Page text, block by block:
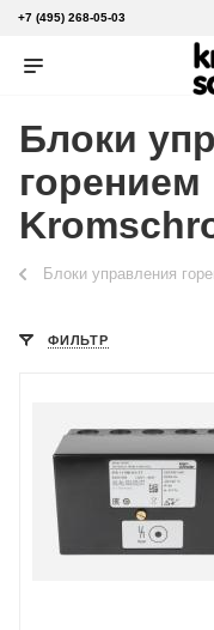
+7 (495) 268-05-03
Блоки
горением
Блоки управления
ФИЛЬТР